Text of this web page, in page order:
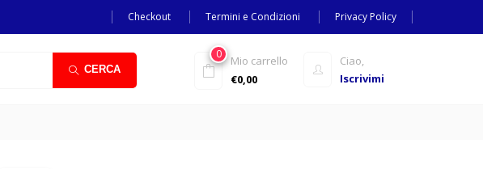
Checkout Termini e Condizioni Privacy Policy
CERCA
Ciao,
Iscrivimi
0
Mio carrello
€0,00